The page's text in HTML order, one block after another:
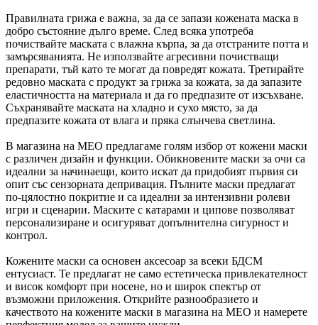
Правилната грижа е важна, за да се запази кожената маска в
добро състояние дълго време. След всяка употреба
почиствайте маската с влажна кърпа, за да отстраните потта и
замърсяванията. Не използвайте агресивни почистващи
препарати, тъй като те могат да повредят кожата. Третирайте
редовно маската с продукт за грижа за кожата, за да запазите
еластичността на материала и да го предпазите от изсъхване.
Съхранявайте маската на хладно и сухо място, за да
предпазите кожата от влага и пряка слънчева светлина.
В магазина на MEO предлагаме голям избор от кожени маски
с различен дизайн и функции. Обикновените маски за очи са
идеални за начинаещи, които искат да придобият първия си
опит със сензорната депривация. Пълните маски предлагат
по-цялостно покритие и са идеални за интензивни ролеви
игри и сценарии. Маските с катарами и ципове позволяват
персонализиране и осигуряват допълнителна сигурност и
контрол.
Кожените маски са основен аксесоар за всеки БДСМ
ентусиаст. Те предлагат не само естетическа привлекателност
и висок комфорт при носене, но и широк спектър от
възможни приложения. Открийте разнообразието и
качеството на кожените маски в магазина на MEO и намерете